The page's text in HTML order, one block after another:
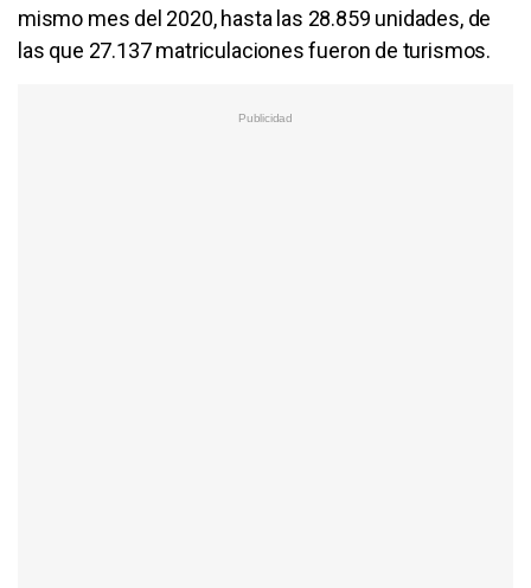
mismo mes del 2020, hasta las 28.859 unidades, de
las que 27.137 matriculaciones fueron de turismos.